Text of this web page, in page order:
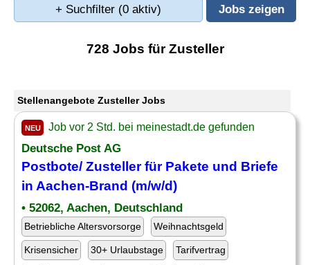
+ Suchfilter (0 aktiv)
728 Jobs für Zusteller
Stellenangebote Zusteller Jobs
NEU Job vor 2 Std. bei meinestadt.de gefunden
Deutsche Post AG
Postbote/ Zustellerfür Pakete und Briefe
in Aachen-Brand (m/w/d)
• 52062, Aachen, Deutschland
Betriebliche Altersvorsorge Weihnachtsgeld
Krisensicher 30+ Urlaubstage Tarifvertrag